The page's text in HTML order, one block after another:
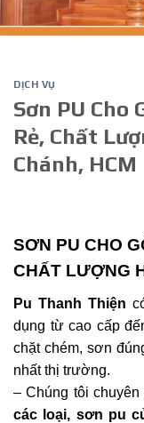
DỊCH VỤ
Sơn PU Cho
Rẻ, Chất
Chánh, HCM
SƠN PU CHO
CHẤT LƯỢNG
Pu Thanh Thiện
dụng từ cao cấp
chặt chém, sơn
nhất thị trường.
– Chúng tôi chuyên
các loại, sơn pu